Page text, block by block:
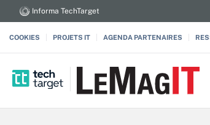
Informa TechTarget
COOKIES PROJETS IT AGENDA PARTENAIRES